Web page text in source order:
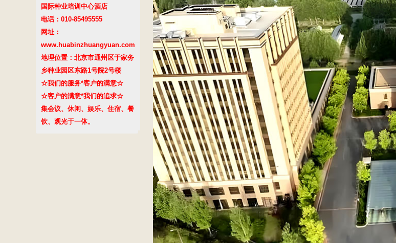
国际种业培训中心酒店
电话：010-85495555
网址：
www.huabinzhuangyuan.com
地理位置：北京市通州区于家务
乡种业园区东路1号院2号楼
☆我们的服务*客户的满意☆
☆客户的满意*我们的追求☆
集会议、休闲、娱乐、住宿、餐
饮、观光于一体。